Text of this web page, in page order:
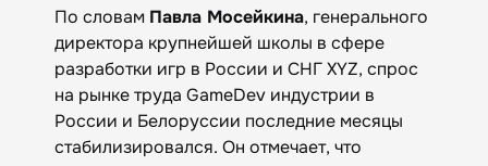
По словам Павла Мосейкина, генерального
директора крупнейшей школы в сфере
разработки игр в России и СНГ XYZ, спрос
на рынке труда GameDev индустрии в
России и Белоруссии последние месяцы
стабилизировался. Он отмечает, что